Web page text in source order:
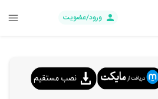
ورود/عضویت